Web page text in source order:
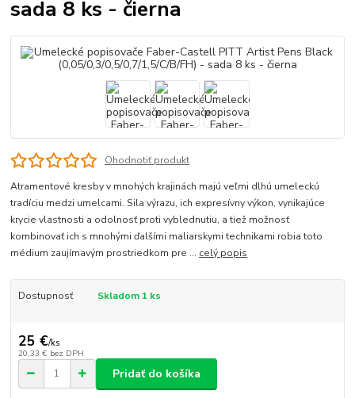
sada 8 ks - čierna
Ohodnotiť produkt
Atramentové kresby v mnohých krajinách majú veľmi dlhú umeleckú
tradíciu medzi umelcami. Sila výrazu, ich expresívny výkon, vynikajúce
krycie vlastnosti a odolnosť proti vyblednutiu, a tiež možnosť
kombinovať ich s mnohými ďalšími maliarskymi technikami robia toto
médium zaujímavým prostriedkom pre ... celý popis
Dostupnosť Skladom 1 ks
25 €/ks
20,33 € bez DPH
Pridať do košíka